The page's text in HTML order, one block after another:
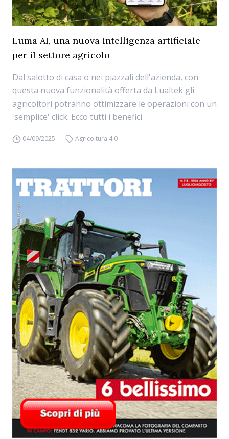
Luma AI, una nuova intelligenza artificiale
per il settore agricolo
Dal salotto di casa o nei piazzali dell'azienda, con
questa nuova funzionalità offerta da Lualtek gli
agricoltori potranno ottimizzare le operazioni con un
'semplice' click. Ecco tutti i benefici
04/09/2025 Agricoltura 4.0